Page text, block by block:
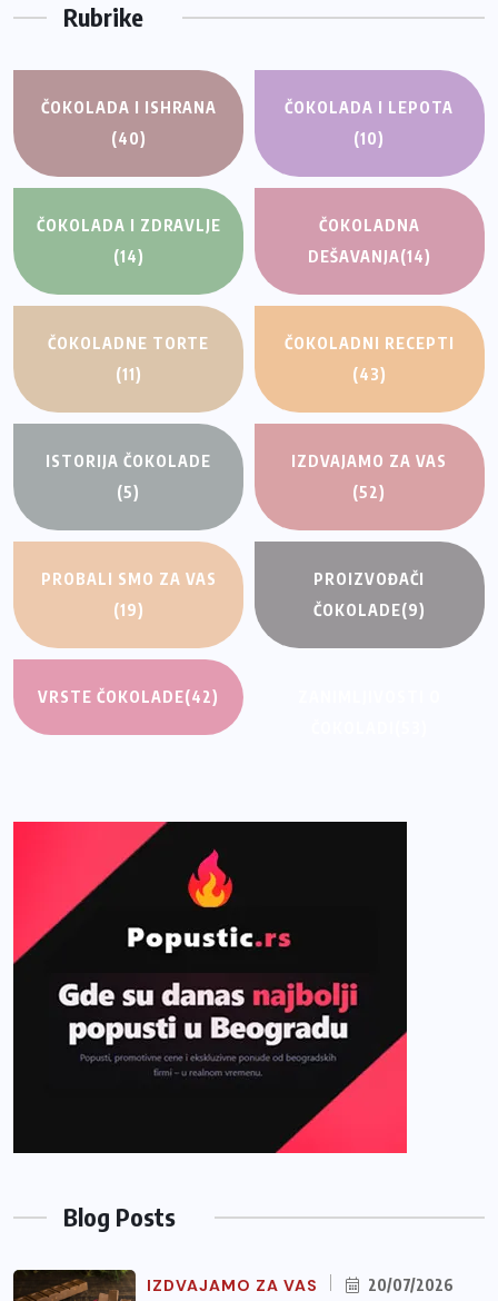
Rubrike
ČOKOLADA I ISHRANA
(40)
ČOKOLADA I LEPOTA
(10)
ČOKOLADA I ZDRAVLJE
(14)
ČOKOLADNA
DEŠAVANJA(14)
ČOKOLADNE TORTE
(11)
ČOKOLADNI RECEPTI
(43)
ISTORIJA ČOKOLADE
(5)
IZDVAJAMO ZA VAS
(52)
PROBALI SMO ZA VAS
(19)
PROIZVOĐAČI
ČOKOLADE(9)
VRSTE ČOKOLADE(42)
Blog Posts
IZDVAJAMO ZA VAS 20/07/2026